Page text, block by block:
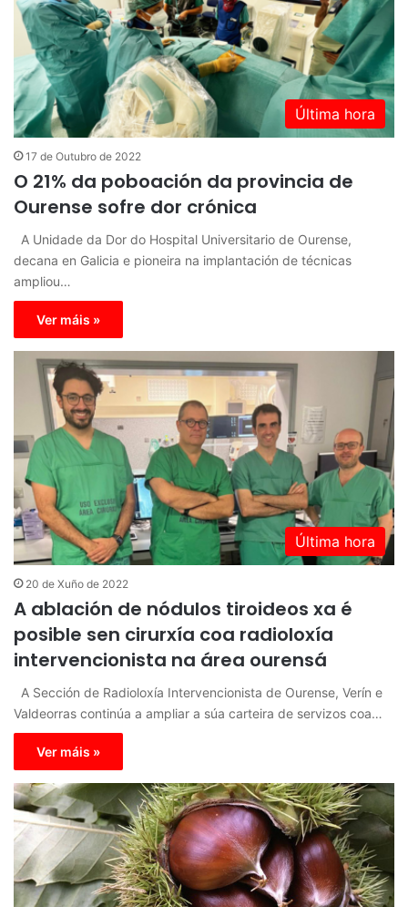
Última hora
17 de Outubro de 2022
O 21% da poboación da provincia de
Ourense sofre dor crónica
A Unidade da Dor do Hospital Universitario de Ourense,
decana en Galicia e pioneira na implantación de técnicas
ampliou…
Ver máis »
Última hora
20 de Xuño de 2022
A ablación de nódulos tiroideos xa é
posible sen cirurxía coa radioloxía
intervencionista na área ourensá
A Sección de Radioloxía Intervencionista de Ourense, Verín e
Valdeorras continúa a ampliar a súa carteira de servizos coa…
Ver máis »